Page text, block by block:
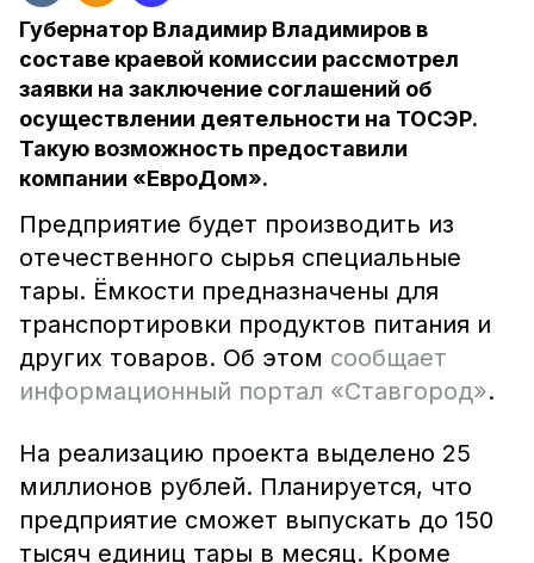
Губернатор Владимир Владимиров в
составе краевой комиссии рассмотрел
заявки на заключение соглашений об
осуществлении деятельности на ТОСЭР.
Такую возможность предоставили
компании «ЕвроДом».
Предприятие будет производить из
отечественного сырья специальные
тары. Ёмкости предназначены для
транспортировки продуктов питания и
других товаров. Об этом сообщает
информационный портал «Ставгород».
На реализацию проекта выделено 25
миллионов рублей. Планируется, что
предприятие сможет выпускать до 150
тысяч единиц тары в месяц. Кроме